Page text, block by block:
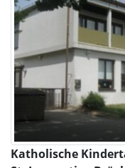
Katholische